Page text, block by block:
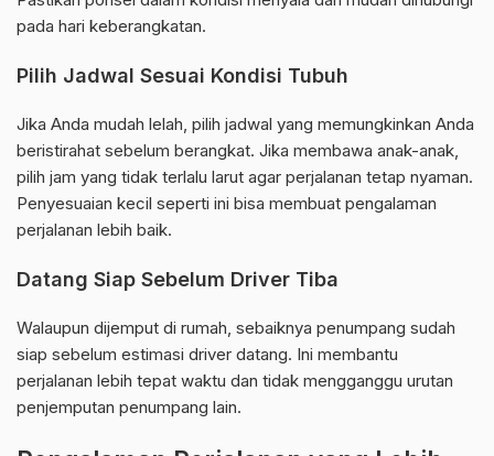
pada hari keberangkatan.
Pilih Jadwal Sesuai Kondisi Tubuh
Jika Anda mudah lelah, pilih jadwal yang memungkinkan Anda
beristirahat sebelum berangkat. Jika membawa anak-anak,
pilih jam yang tidak terlalu larut agar perjalanan tetap nyaman.
Penyesuaian kecil seperti ini bisa membuat pengalaman
perjalanan lebih baik.
Datang Siap Sebelum Driver Tiba
Walaupun dijemput di rumah, sebaiknya penumpang sudah
siap sebelum estimasi driver datang. Ini membantu
perjalanan lebih tepat waktu dan tidak mengganggu urutan
penjemputan penumpang lain.